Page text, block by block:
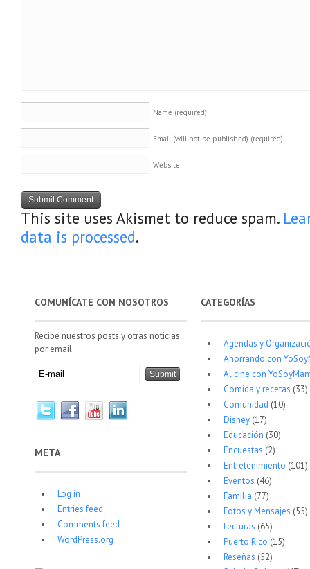
Name (required)
Email (will not be published) (required)
Website
This site uses Akismet to reduce spam.
data is processed.
COMUNÍCATE CON NOSOTROS
Recibe nuestros posts y otras noticias
por email.
META
Log in
Entries feed
Comments feed
WordPress.org
CATEGORÍAS
Agendas y
Ahorrando con
Al cine con
Comida y recetas (33)
Comunidad (10)
Disney(17)
Educación (30)
Encuestas (2)
Entretenimiento (101)
Eventos (46)
Familia (77)
Fotos y Mensajes (55)
Lecturas (65)
Puerto Rico (15)
Reseñas (52)